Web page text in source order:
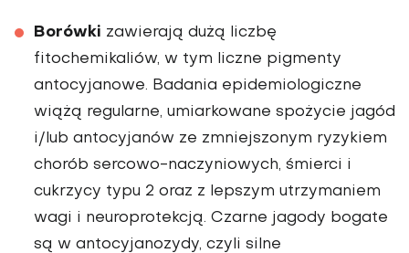
Borówki zawierają dużą licz­bę
fitochemikaliów, w tym liczne pigmenty
antocyja­nowe. Badania epidemio­logiczne
wiążą regularne, umiarkowane spożycie jagód
i/lub antocyjanów ze zmniej­szonym ryzykiem
chorób sercowo-naczyniowych, śmierci i
cukrzycy typu 2 oraz z lepszym utrzymaniem
wagi i neuroprotekcją. Czarne jago­dy bogate
są w antocyjanozy­dy, czyli silne